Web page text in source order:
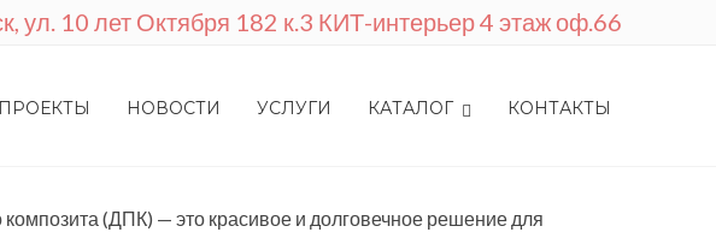
ул. 10 лет Октября 182 к.3 КИТ-интерьер 4 этаж оф.66
ПРОЕКТЫ НОВОСТИ УСЛУГИ КАТАЛОГ КОНТАКТЫ
(ДПК) — это красивое и долговечное решение для